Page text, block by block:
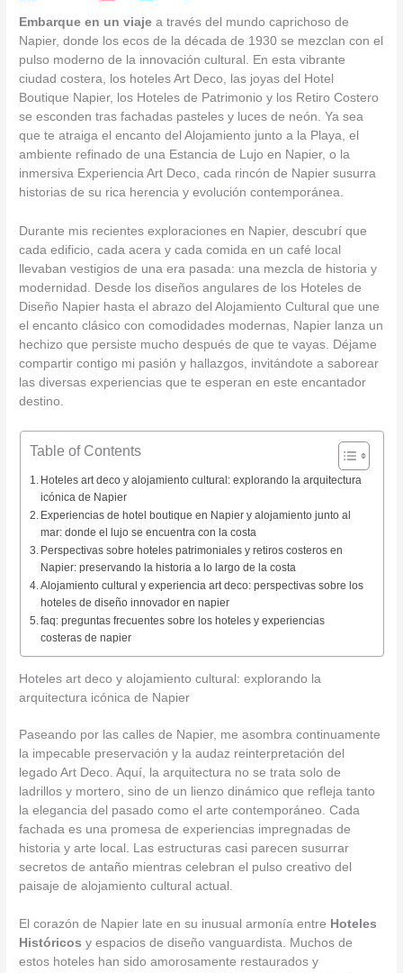
Embarque en un viaje a través del mundo caprichoso de
Napier, donde los ecos de la década de 1930 se mezclan con el
pulso moderno de la innovación cultural. En esta vibrante
ciudad costera, los hoteles Art Deco, las joyas del Hotel
Boutique Napier, los Hoteles de Patrimonio y los Retiro Costero
se esconden tras fachadas pasteles y luces de neón. Ya sea
que te atraiga el encanto del Alojamiento junto a la Playa, el
ambiente refinado de una Estancia de Lujo en Napier, o la
inmersiva Experiencia Art Deco, cada rincón de Napier susurra
historias de su rica herencia y evolución contemporánea.
Durante mis recientes exploraciones en Napier, descubrí que
cada edificio, cada acera y cada comida en un café local
llevaban vestigios de una era pasada: una mezcla de historia y
modernidad. Desde los diseños angulares de los Hoteles de
Diseño Napier hasta el abrazo del Alojamiento Cultural que une
el encanto clásico con comodidades modernas, Napier lanza un
hechizo que persiste mucho después de que te vayas. Déjame
compartir contigo mi pasión y hallazgos, invitándote a saborear
las diversas experiencias que te esperan en este encantador
destino.
Table of Contents
Hoteles art deco y alojamiento cultural: explorando la arquitectura
icónica de Napier
Experiencias de hotel boutique en Napier y alojamiento junto al
mar: donde el lujo se encuentra con la costa
Perspectivas sobre hoteles patrimoniales y retiros costeros en
Napier: preservando la historia a lo largo de la costa
Alojamiento cultural y experiencia art deco: perspectivas sobre los
hoteles de diseño innovador en napier
faq: preguntas frecuentes sobre los hoteles y experiencias
costeras de napier
Hoteles art deco y alojamiento cultural: explorando la
arquitectura icónica de Napier
Paseando por las calles de Napier, me asombra continuamente
la impecable preservación y la audaz reinterpretación del
legado Art Deco. Aquí, la arquitectura no se trata solo de
ladrillos y mortero, sino de un lienzo dinámico que refleja tanto
la elegancia del pasado como el arte contemporáneo. Cada
fachada es una promesa de experiencias impregnadas de
historia y arte local. Las estructuras casi parecen susurrar
secretos de antaño mientras celebran el pulso creativo del
paisaje de alojamiento cultural actual.
El corazón de Napier late en su inusual armonía entre Hoteles
Históricos y espacios de diseño vanguardista. Muchos de
estos hoteles han sido amorosamente restaurados y